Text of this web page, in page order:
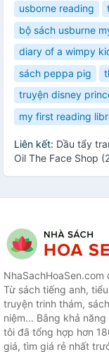
usborne reading
bộ sách usburne
diary of a wimpy
sách peppa pig
truyện disney
my first reading
Liên kết: Dầu tẩy
Oil The Face Shop
Từ sách tiếng anh,
truyện trinh thám,
niệm... Bằng khả
tôi đã tổng hợp hơn
giá, tìm giá rẻ nhất